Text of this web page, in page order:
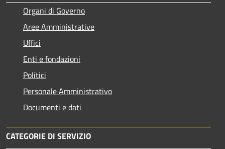
Organi di Governo
Aree Amministrative
Uffici
Enti e fondazioni
Politici
Personale Amministrativo
Documenti e dati
CATEGORIE DI SERVIZIO